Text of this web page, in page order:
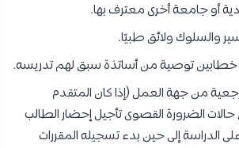
أو جامعة أخرى معترف بها.
والسلوك ولائق طبيًا.
توصية من أساتذة سبق لهم تدريسه.
من جهة العمل (إذا كان المتقدم
الضرورة القصوى تأجيل إحضار الطالب
الدراسة إلى حين بدء تسجيله المقررات